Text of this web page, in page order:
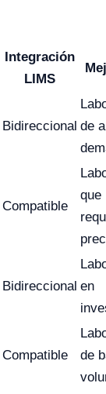
Integración
LIMS
Bidireccional de
Compatible
que
Bidireccional en
Compatible
de